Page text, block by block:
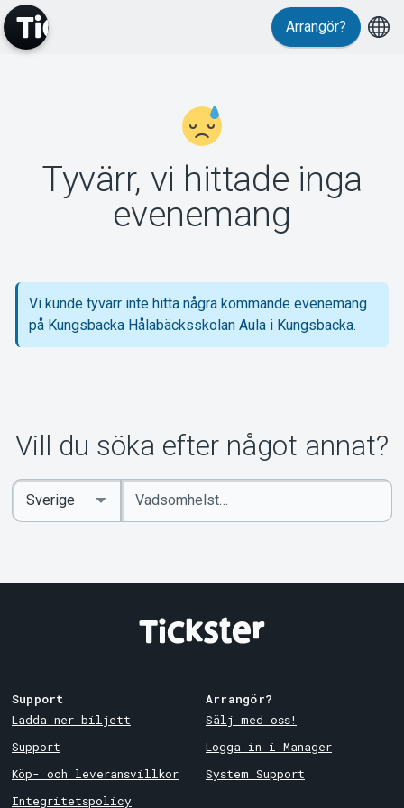
Support
Om Tickster
Arrangör?
Tyvärr, vi hittade inga
evenemang
Vi kunde tyvärr inte hitta några kommande evenemang
på Kungsbacka Hålabäcksskolan Aula i Kungsbacka.
Vill du söka efter något annat?
Ange
sökord
Select
Country
Support
Ladda ner biljett
Support
Köp- och leveransvillkor
Integritetspolicy
Arrangör?
Sälj med oss!
Logga in i Manager
System Support